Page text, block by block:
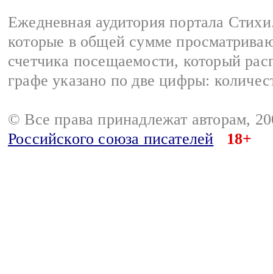
Ежедневная аудитория портала
которые в общей сумме
счетчика посещаемости, который
графе указано по две цифры:
© Все права принадлежат авторам,
Российского союза писателей
18+